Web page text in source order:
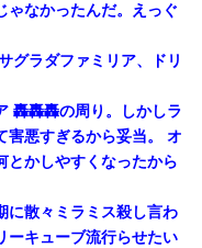
ゃなかったんだ。えっぐ
グラダファミリア、ドリ
轟轟轟の周り。しかしラ
害悪すぎるから妥当。 オ
とかしやすくなったから
に散々ミラミス殺し言わ
ーキューブ流行らせたい